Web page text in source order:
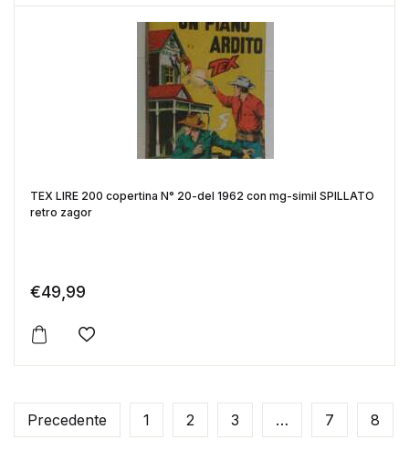
TEX LIRE 200 copertina N° 20-del 1962 con mg-simil SPILLATO
retro zagor
€49,99
Aggiungi alla lista dei desideri
Precedente 1 2 3 … 7 8